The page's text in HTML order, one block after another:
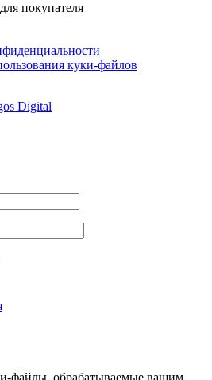
покупателя
куки-файлов
Digital